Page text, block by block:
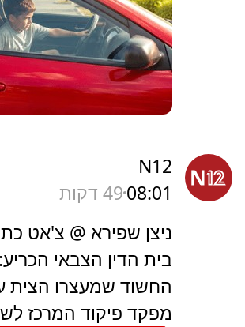
N12
08:0149 דקות
ניצן שפירא @ צ'אט
בית הדין הצבאי
החשוד שמעצרו הצית
מפקד פיקוד המרכז